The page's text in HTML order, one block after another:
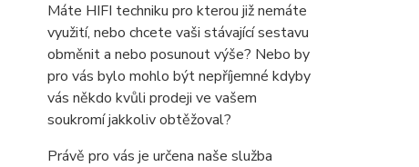
Máte HIFI techniku pro kterou již nemáte
využití, nebo chcete vaši stávající sestavu
obměnit a nebo posunout výše? Nebo by
pro vás bylo mohlo být nepříjemné kdyby
vás někdo kvůli prodeji ve vašem
soukromí jakkoliv obtěžoval?
Právě pro vás je určena naše služba